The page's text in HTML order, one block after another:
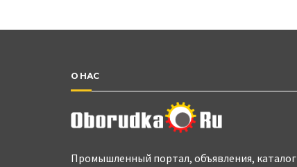
О НАС
Промышленный портал, объявления, каталог